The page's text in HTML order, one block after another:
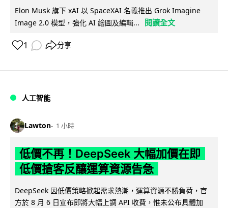
Elon Musk 旗下 xAI 以 SpaceXAI 名義推出 Grok Imagine
Image 2.0 模型，強化 AI 繪圖及編輯...
閱讀全文
1 分享
人工智能
Lawton 1 小時
低價不再！DeepSeek 大幅加價在即
低價搶客反釀運算資源告急
DeepSeek 因低價策略掀起需求熱潮，運算資源不勝負荷，官
方於 8 月 6 日宣布即將大幅上調 API 收費，惟未公布具體加